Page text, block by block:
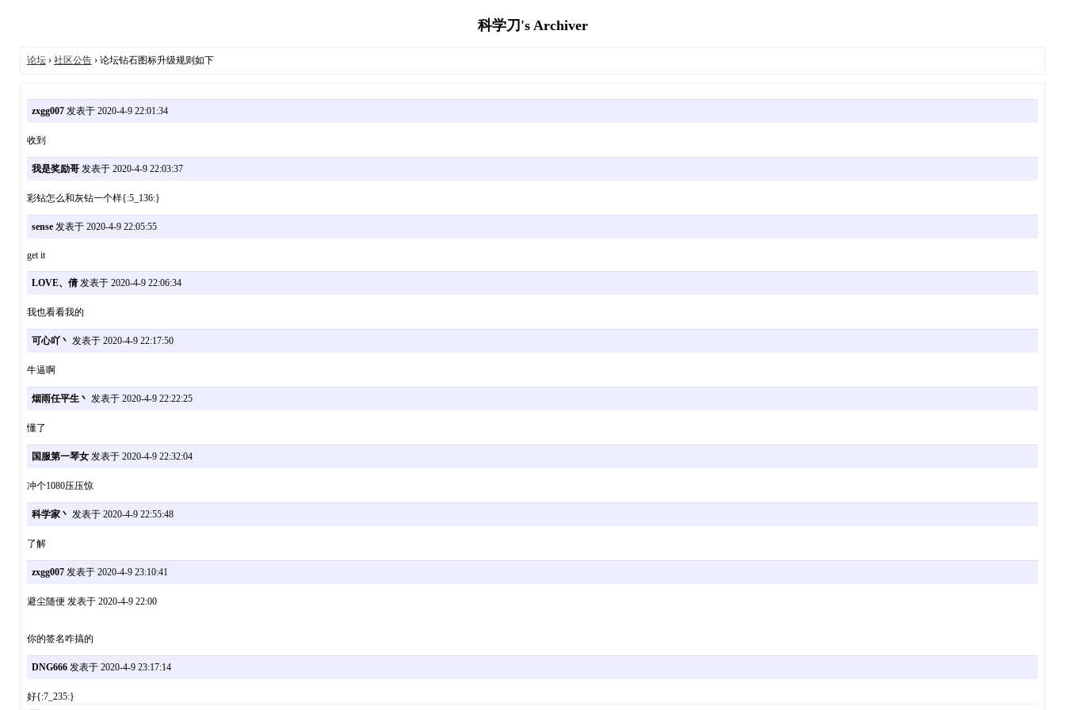
科学刀's Archiver
论坛› 社区公告› 论坛钻石图标升级规则如下
zxgg007发表于 2020-4-9 22:01:34
收到
我是奖励哥发表于 2020-4-9 22:03:37
彩钻怎么和灰钻一个样{:5_136:}
sense发表于 2020-4-9 22:05:55
get it
LOVE、倩发表于 2020-4-9 22:06:34
我也看看我的
可心吖丶 发表于 2020-4-9 22:17:50
牛逼啊
烟雨任平生丶 发表于 2020-4-9 22:22:25
懂了
国服第一琴女发表于 2020-4-9 22:32:04
冲个1080压压惊
科学家丶 发表于 2020-4-9 22:55:48
了解
zxgg007发表于 2020-4-9 23:10:41
避尘随便 发表于 2020-4-9 22:00
你的签名咋搞的
DNG666发表于 2020-4-9 23:17:14
好{:7_235:}